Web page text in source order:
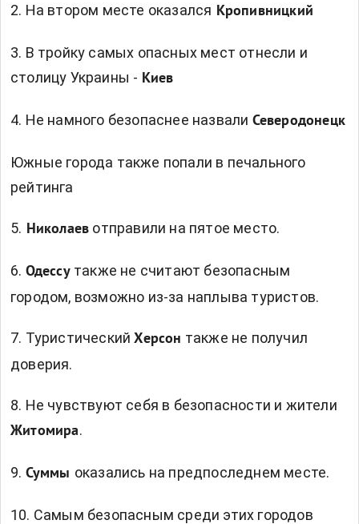
2. На втором месте оказался Кропивницкий
3. В тройку самых опасных мест отнесли и
столицу Украины - Киев
4. Не намного безопаснее назвали Северодонецк
Южные города также попали в печального
рейтинга
5. Николаев отправили на пятое место.
6. Одессутакже не считают безопасным
городом, возможно из-за наплыва туристов.
7. ТуристическийХерсон также не получил
доверия.
8. Не чувствуют себя в безопасности и жители
Житомира.
9. Суммы оказались на предпоследнем месте.
10. Самым безопасным среди этих городов